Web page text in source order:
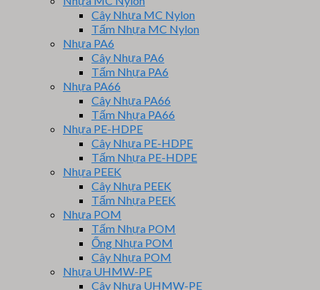
Cây Nhựa MC Nylon
Tấm Nhựa MC Nylon
Nhựa PA6
Cây Nhựa PA6
Tấm Nhựa PA6
Nhựa PA66
Cây Nhựa PA66
Tấm Nhựa PA66
Nhựa PE-HDPE
Cây Nhựa PE-HDPE
Tấm Nhựa PE-HDPE
Nhựa PEEK
Cây Nhựa PEEK
Tấm Nhựa PEEK
Nhựa POM
Tấm Nhựa POM
Ống Nhựa POM
Cây Nhựa POM
Nhựa UHMW-PE
Cây Nhựa UHMW-PE